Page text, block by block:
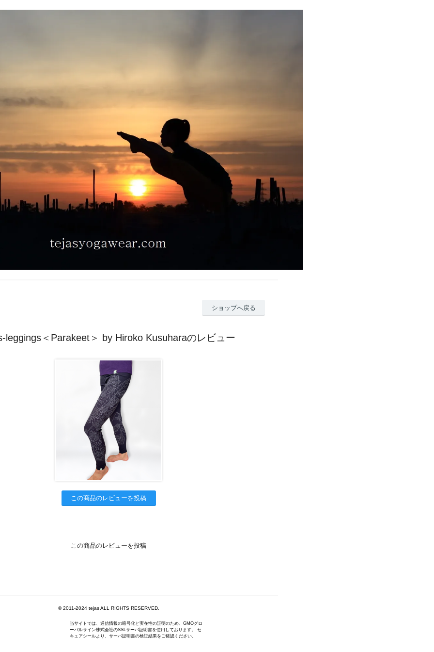
ショップへ戻る
leggings＜Parakeet＞ by Hiroko Kusuharaのレビュー
この商品のレビューを投稿
この商品のレビューを投稿
© 2011-2024 tejas ALL RIGHTS RESERVED.
当サイトでは、通信情報の暗号化と実在性の証明のため、GMOグロ
ーバルサイン株式会社のSSLサーバ証明書を使用しております。 セ
キュアシールより、サーバ証明書の検証結果をご確認ください。